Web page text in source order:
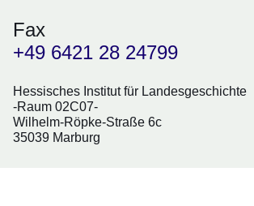
Fax
+49 6421 28 24799
Hessisches Institut für Landesgeschichte
-Raum 02C07-
Wilhelm-Röpke-Straße 6c
35039 Marburg